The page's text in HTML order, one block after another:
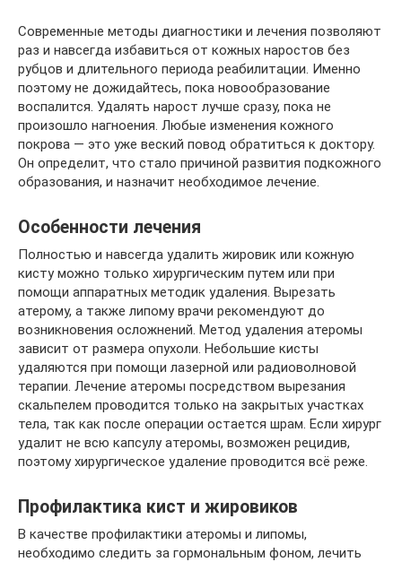
Современные методы диагностики и лечения позволяют
раз и навсегда избавиться от кожных наростов без
рубцов и длительного периода реабилитации. Именно
поэтому не дожидайтесь, пока новообразование
воспалится. Удалять нарост лучше сразу, пока не
произошло нагноения. Любые изменения кожного
покрова — это уже веский повод обратиться к доктору.
Он определит, что стало причиной развития подкожного
образования, и назначит необходимое лечение.
Особенности лечения
Полностью и навсегда удалить жировик или кожную
кисту можно только хирургическим путем или при
помощи аппаратных методик удаления. Вырезать
атерому, а также липому врачи рекомендуют до
возникновения осложнений. Метод удаления атеромы
зависит от размера опухоли. Небольшие кисты
удаляются при помощи лазерной или радиоволновой
терапии. Лечение атеромы посредством вырезания
скальпелем проводится только на закрытых участках
тела, так как после операции остается шрам. Если хирург
удалит не всю капсулу атеромы, возможен рецидив,
поэтому хирургическое удаление проводится всё реже.
Профилактика кист и жировиков
В качестве профилактики атеромы и липомы,
необходимо следить за гормональным фоном, лечить